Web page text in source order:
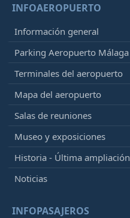
INFOAEROPUERTO
Información general
Parking Aeropuerto Málaga
Terminales del aeropuerto
Mapa del aeropuerto
Salas de reuniones
Museo y exposiciones
Historia - Última ampliación
Noticias
INFOPASAJEROS